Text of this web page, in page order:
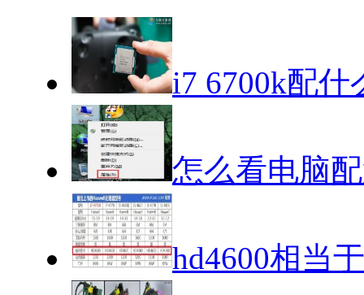
i7 6700k配什
怎么看电脑
hd4600相当